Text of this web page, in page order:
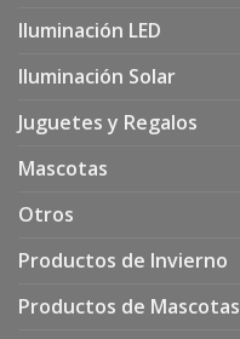
Iluminación LED
Iluminación Solar
Juguetes y Regalos
Mascotas
Otros
Productos de Invierno
Productos de Mascotas